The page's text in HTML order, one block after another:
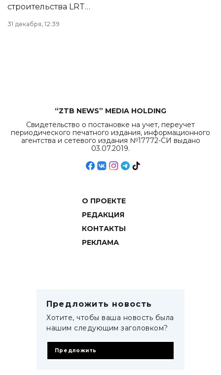
строительства LRT
республиканского
31 декабря, 12:39
“ZTB NEWS” MEDIA HOLDING
Свидетельство о постановке на учет, переучет
периодического печатного издания, информационного
агентства и сетевого издания №17772-СИ выдано
03.07.2019.
О ПРОЕКТЕ
РЕДАКЦИЯ
КОНТАКТЫ
РЕКЛАМА
Предложить новость
Хотите, чтобы ваша новость была
нашим следующим заголовком?
Предложить